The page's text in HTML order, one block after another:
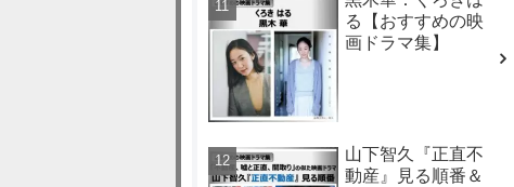
る【おすすめの映
画ドラマ集】
山下智久『正直不
動産』見る順番＆